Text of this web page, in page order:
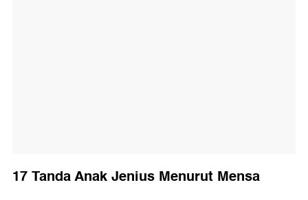
17 Tanda Anak Jenius Menurut Mensa